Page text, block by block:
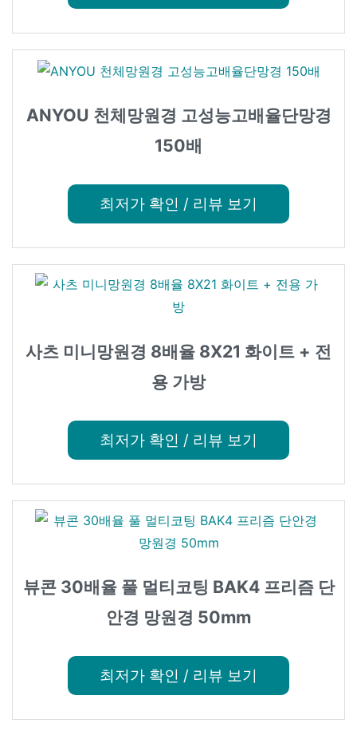
ANYOU 천체망원경 고성능고배율단망경
150배
최저가 확인 / 리뷰 보기
사츠 미니망원경 8배율 8X21 화이트 + 전
용 가방
최저가 확인 / 리뷰 보기
뷰콘 30배율 풀 멀티코팅 BAK4 프리즘 단
안경 망원경 50mm
최저가 확인 / 리뷰 보기